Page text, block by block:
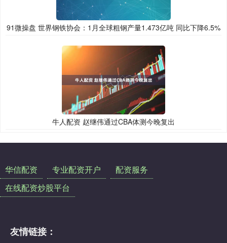
91微操盘 世界钢铁协会：1月全球粗钢产量1.473亿吨 同比下降6.5%
牛人配资 赵继伟通过CBA体测今晚复出
华信配资 专业配资开户
配资服务
在线配资炒股平台
友情链接：